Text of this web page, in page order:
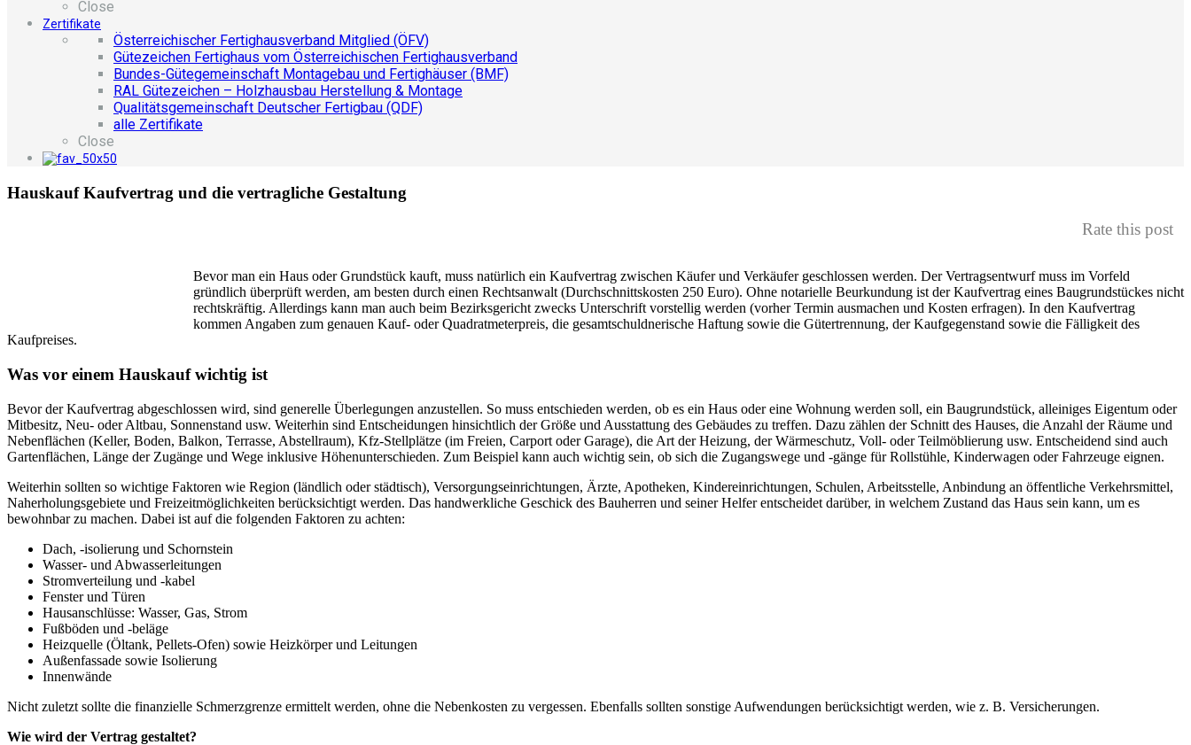
Close
Zertifikate
Österreichischer Fertighausverband Mitglied (ÖFV)
Gütezeichen Fertighaus vom Österreichischen Fertighausverband
Bundes-Gütegemeinschaft Montagebau und Fertighäuser (BMF)
RAL Gütezeichen – Holzhausbau Herstellung & Montage
Qualitätsgemeinschaft Deutscher Fertigbau (QDF)
alle Zertifikate
Close
Hauskauf Kaufvertrag und die vertragliche Gestaltung
Rate this post
Bevor man ein Haus oder Grundstück kauft, muss natürlich ein Kaufvertrag zwischen Käufer und Verkäufer geschlossen werden. Der Vertragsentwurf muss im Vorfeld
gründlich überprüft werden, am besten durch einen Rechtsanwalt (Durchschnittskosten 250 Euro). Ohne notarielle Beurkundung ist der Kaufvertrag eines Baugrundstückes nicht
rechtskräftig. Allerdings kann man auch beim Bezirksgericht zwecks Unterschrift vorstellig werden (vorher Termin ausmachen und Kosten erfragen). In den Kaufvertrag
kommen Angaben zum genauen Kauf- oder Quadratmeterpreis, die gesamtschuldnerische Haftung sowie die Gütertrennung, der Kaufgegenstand sowie die Fälligkeit des
Kaufpreises.
Was vor einem Hauskauf wichtig ist
Bevor der Kaufvertrag abgeschlossen wird, sind generelle Überlegungen anzustellen. So muss entschieden werden, ob es ein Haus oder eine Wohnung werden soll, ein Baugrundstück, alleiniges Eigentum oder
Mitbesitz, Neu- oder Altbau, Sonnenstand usw. Weiterhin sind Entscheidungen hinsichtlich der Größe und Ausstattung des Gebäudes zu treffen. Dazu zählen der Schnitt des Hauses, die Anzahl der Räume und
Nebenflächen (Keller, Boden, Balkon, Terrasse, Abstellraum), Kfz-Stellplätze (im Freien, Carport oder Garage), die Art der Heizung, der Wärmeschutz, Voll- oder Teilmöblierung usw. Entscheidend sind auch
Gartenflächen, Länge der Zugänge und Wege inklusive Höhenunterschieden. Zum Beispiel kann auch wichtig sein, ob sich die Zugangswege und -gänge für Rollstühle, Kinderwagen oder Fahrzeuge eignen.
Weiterhin sollten so wichtige Faktoren wie Region (ländlich oder städtisch), Versorgungseinrichtungen, Ärzte, Apotheken, Kindereinrichtungen, Schulen, Arbeitsstelle, Anbindung an öffentliche Verkehrsmittel,
Naherholungsgebiete und Freizeitmöglichkeiten berücksichtigt werden. Das handwerkliche Geschick des Bauherren und seiner Helfer entscheidet darüber, in welchem Zustand das Haus sein kann, um es
bewohnbar zu machen. Dabei ist auf die folgenden Faktoren zu achten:
Dach, -isolierung und Schornstein
Wasser- und Abwasserleitungen
Stromverteilung und -kabel
Fenster und Türen
Hausanschlüsse: Wasser, Gas, Strom
Fußböden und -beläge
Heizquelle (Öltank, Pellets-Ofen) sowie Heizkörper und Leitungen
Außenfassade sowie Isolierung
Innenwände
Nicht zuletzt sollte die finanzielle Schmerzgrenze ermittelt werden, ohne die Nebenkosten zu vergessen. Ebenfalls sollten sonstige Aufwendungen berücksichtigt werden, wie z. B. Versicherungen.
Wie wird der Vertrag gestaltet?